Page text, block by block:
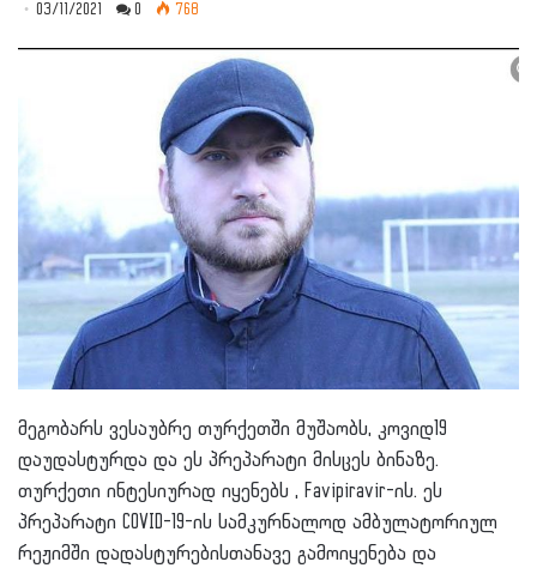
03/11/2021 0 768
მეგობარს ვესაუბრე თურქეთში მუშაობს, კოვიდ19
დაუდასტურდა და ეს პრეპარატი მისცეს ბინაზე.
თურქეთი ინტესიურად იყენებს , Favipiravir-ის. ეს
პრეპარატი COVID-19-ის სამკურნალოდ ამბულატორიულ
რეჟიმში დადასტურებისთანავე გამოიყენება და